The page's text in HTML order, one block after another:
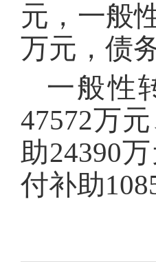
元，一般
万元，债
一般性
47572万
助24390
付补助